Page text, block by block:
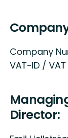
Company
VAT-ID / VAT
Director: